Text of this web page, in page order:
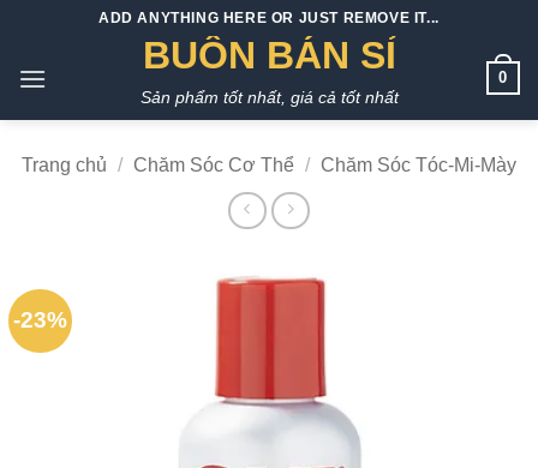
nội
ADD ANYTHING HERE OR JUST REMOVE IT...
BUÔN BÁN SỈ
Sản phẩm tốt nhất, giá cả tốt nhất
0
Trang chủ / Chăm Sóc Cơ Thể / Chăm Sóc Tóc-Mi-Mày
-23%